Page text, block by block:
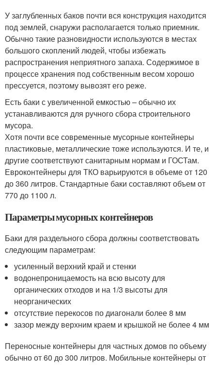
У заглубленных баков почти вся конструкция находится
под землей, снаружи располагается только приемник.
Обычно такие разновидности используются в местах
большого скоплений людей, чтобы избежать
распространения неприятного запаха. Содержимое в
процессе хранения под собственным весом хорошо
прессуется, поэтому вывозят его реже.
Есть баки с увеличенной емкостью – обычно их
устанавливаются для ручного сбора строительного
мусора.
Хотя почти все современные мусорные контейнеры
пластиковые, металлические тоже используются. И те, и
другие соответствуют санитарным нормам и ГОСТам.
Евроконтейнеры для ТКО варьируются в объеме от 120
до 360 литров. Стандартные баки составляют объем от
770 до 1100 л.
Параметры мусорных контейнеров
Баки для раздельного сбора должны соответствовать
следующим параметрам:
усиленный верхний край и стенки
водонепроницаемость на всю высоту для
органических отходов и на 1/3 высоты для
неорганических
отсутствие перекосов по диагонали более 8 мм
зазор между верхним краем и крышкой не более 4 мм
Переносные контейнеры для частных домов по объему
обычно от 60 до 300 литров. Мобильные контейнеры от